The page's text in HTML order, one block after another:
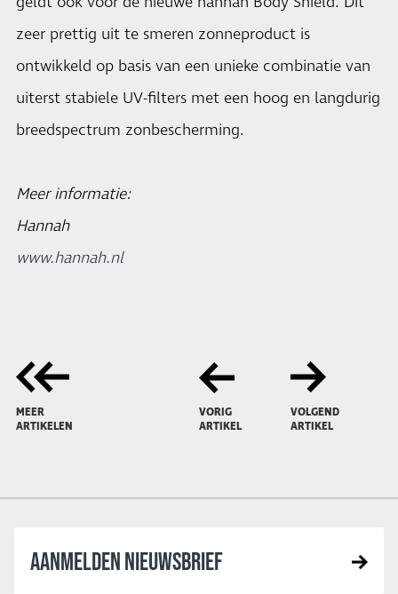
zeer prettig uit te smeren zonneproduct is
ontwikkeld op basis van een unieke combinatie van
uiterst stabiele UV-filters met een hoog en langdurig
breedspectrum zonbescherming.
Meer informatie:
Hannah
www.hannah.nl
MEER
ARTIKELEN
VORIG
ARTIKEL
VOLGEND
ARTIKEL
AANMELDEN NIEUWSBRIEF